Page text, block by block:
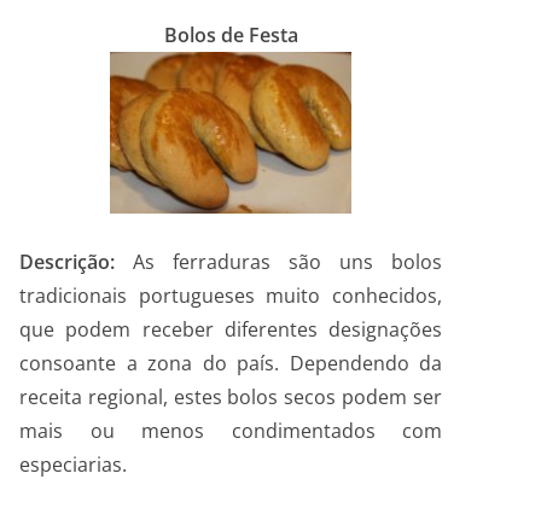
Bolos de Festa
Descrição: As ferraduras são uns bolos
tradicionais portugueses muito conhecidos,
que podem receber diferentes designações
consoante a zona do país. Dependendo da
receita regional, estes bolos secos podem ser
mais ou menos condimentados com
especiarias.